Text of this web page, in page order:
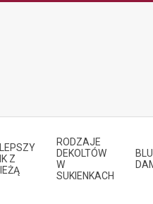
Z
RODZAJE
DEKOLTÓW
W
SUKIENKACH